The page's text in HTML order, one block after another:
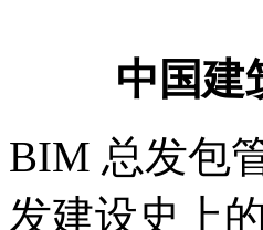
中国建
BIM 总发包
发建设史上